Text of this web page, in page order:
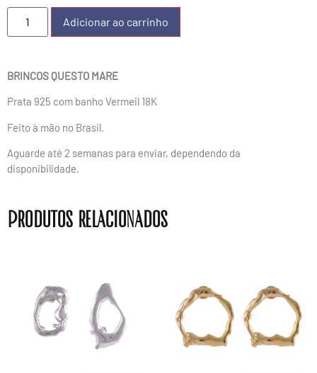
Adicionar ao carrinho
BRINCOS QUESTO MARE
Prata 925 com banho Vermeil 18K
Feito à mão no Brasil.
Aguarde até 2 semanas para enviar, dependendo da
disponibilidade.
Produtos relacionados